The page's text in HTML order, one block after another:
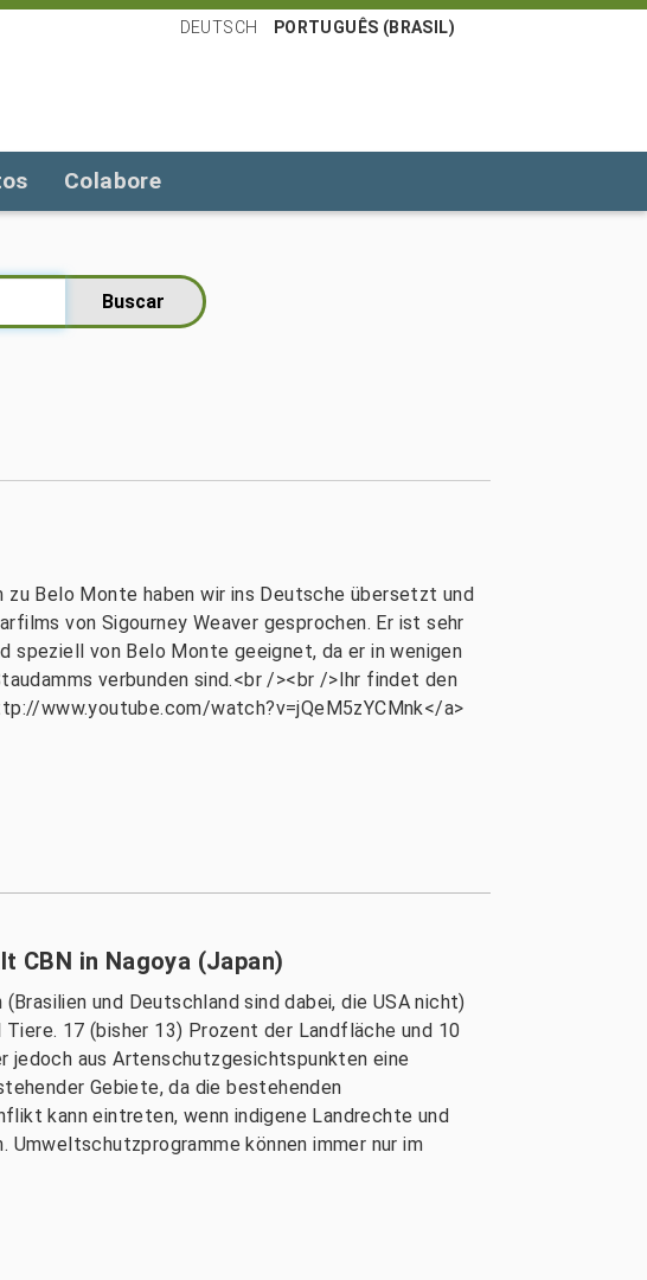
DEUTSCH PORTUGUÊS (BRASIL)
Colabore
Belo Monte haben wir ins Deutsche übersetzt und
von Sigourney Weaver gesprochen. Er ist sehr
speziell von Belo Monte geeignet, da er in wenigen
verbunden sind.<br /><br />Ihr findet den
www.youtube.com/watch?v=jQeM5zYCMnk</a>
CBN in Nagoya (Japan)
und Deutschland sind dabei, die USA nicht)
17 (bisher 13) Prozent der Landfläche und 10
aus Artenschutzgesichtspunkten eine
Gebiete, da die bestehenden
kann eintreten, wenn indigene Landrechte und
können immer nur im